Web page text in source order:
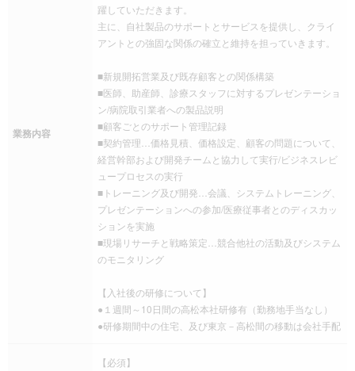
業務内容
躍していただきます。
主に、自社製品のサポートとサービスを提供し、クライ
アントとの強固な関係の確立と維持を担っていきます。
■新規開拓営業及び既存顧客との関係構築
■医師、助産師、診療スタッフに対するプレゼンテーショ
ン/病院取引業者への製品説明
■顧客ごとのサポート管理記録
■契約管理…価格見積、価格設定、顧客の問題について、
経営幹部および開発チームと協力して実行/ビジネスレビ
ュープロセスの実行
■トレーニング及び開発…会議、システムトレーニング、
プレゼンテーションへの参加/医療従事者とのディスカッ
ションを実施
■現場リサーチと戦略策定…競合他社の活動及びシステム
のモニタリング
【入社後の研修について】
●１週間～10日間の高松本社研修有（勤務地手当なし）
●研修期間中の住宅、及び東京－高松間の移動は会社手配
【必須】